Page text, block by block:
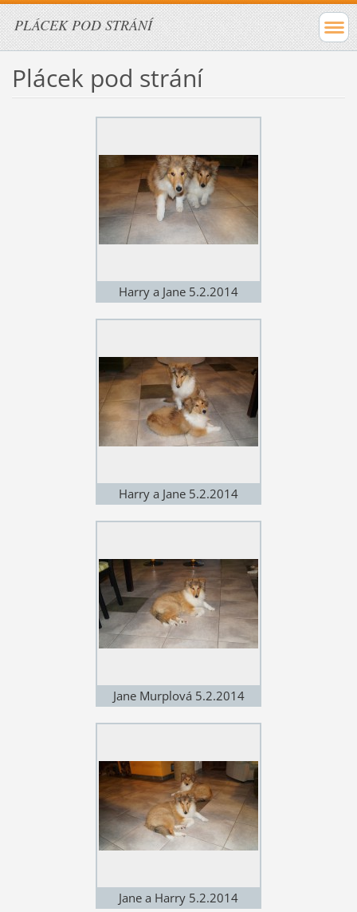
PLÁCEK POD STRÁNÍ
Plácek pod strání
Harry a Jane 5.2.2014
Harry a Jane 5.2.2014
Jane Murplová 5.2.2014
Jane a Harry 5.2.2014